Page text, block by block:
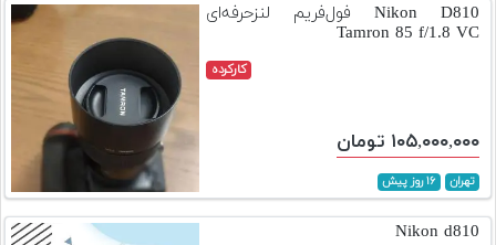
مکث
دست
دوم
لیست
Nikon D810 فول‌فریم لنزحرفه‌ای
Tamron 85 f/1.8 VC
کارکرده
۱۰۵,۰۰۰,۰۰۰ تومان
تهران ۱۶ روز پیش
Nikon d810